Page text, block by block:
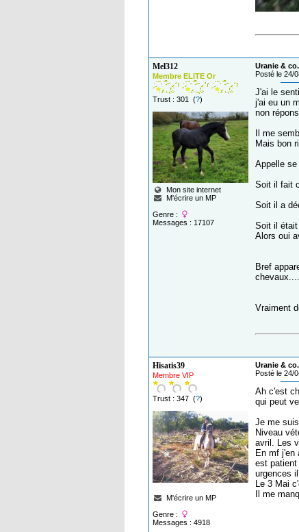
Mel312
Membre ELITE Or
Trust : 301 (?)
Mon site internet
M'écrire un MP
Genre :
Messages : 17107
Uranie &
Posté le 24/
J'ai le
j'ai eu un
non
Il me
Mais bon
Appelle
Soit il fait
Soit il a
Soit il
Alors oui
Bref
Vraiment
Hisatis39
Membre VIP
Trust : 347 (?)
M'écrire un MP
Genre :
Messages : 4918
Uranie &
Posté le 24/
Ah c'est
qui peut
Je me
Niveau
avril. Les
En mf j'en
est
urgences
Le 3 Mai
Il me